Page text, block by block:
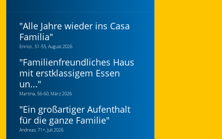
"Alle Jahre wieder ins Casa
Familia"
Enrico , 51-55, August 2026
"Familienfreundliches Haus
mit erstklassigem Essen
un..."
Martina, 56-60, März 2026
"Ein großartiger Aufenthalt
für die ganze Familie"
Andreas, 71+, Juli 2026